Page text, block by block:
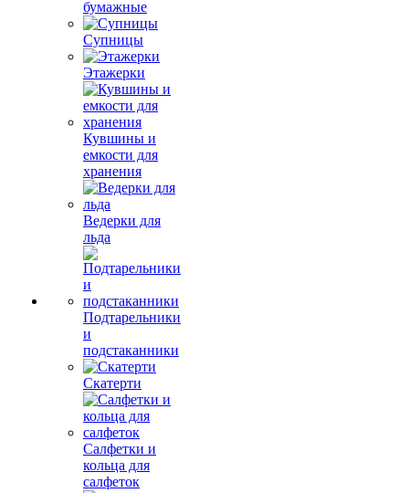
бумажные
Супницы
Этажерки
Кувшины и
емкости для
хранения
Ведерки для
льда
Подтарельники
и
подстаканники
Скатерти
Салфетки и
кольца для
салфеток